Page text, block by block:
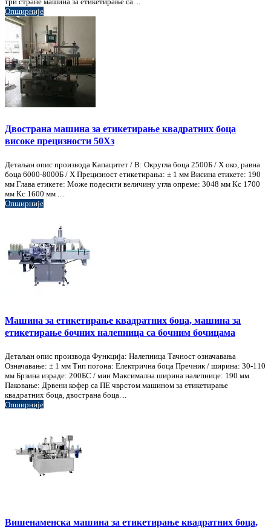
Опширније
Двострана машина за етикетирање квадратних боца
високе прецизности 50Хз
Детаљан опис производа Капацитет / В: Округла боца 2500Б / Х око, равна
боца 6000-8000Б / Х Прецизност етикетирања: ± 1 мм Висина етикете: 190
мм Глава етикете: Може подесити величину угла опреме: 3048 мм Кс 1700
мм Кс 1600 мм .. .
Опширније
Машина за етикетирање квадратних боца, машина за
етикетирање бочних налепница са бочним бочицама
Детаљан опис производа Функција: Налепница Тачност означавања
Означавање: ± 1 мм Тип погона: Електрична боца Пречник / ширина: 30-110
мм Брзина израде: 200БС / мин Максимална ширина налепнице: 190 мм
Паковање: Дрвени кофер са ПЕ чврстом машином за етикетирање
квадратних боца, двострана боца. ..
Опширније
Вишенаменска машина за етикетирање квадратних боца,